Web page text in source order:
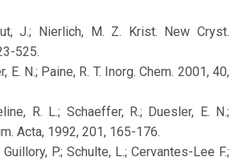
J.; Nierlich, M. Z. Krist. New Cryst.
525.
E. N.; Paine, R. T. Inorg. Chem. 2001, 40,
R. L.; Schaeffer, R.; Duesler, E. N.;
Acta, 1992, 201, 165-176.
P.; Schulte, L.; Cervantes-Lee F.;